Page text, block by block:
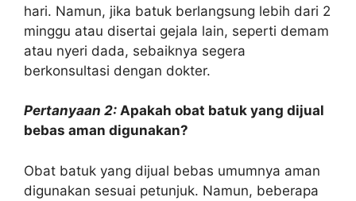
hari. Namun, jika batuk berlangsung lebih dari 2
minggu atau disertai gejala lain, seperti demam
atau nyeri dada, sebaiknya segera
berkonsultasi dengan dokter.
Pertanyaan 2: Apakah obat batuk yang dijual
bebas aman digunakan?
Obat batuk yang dijual bebas umumnya aman
digunakan sesuai petunjuk. Namun, beberapa